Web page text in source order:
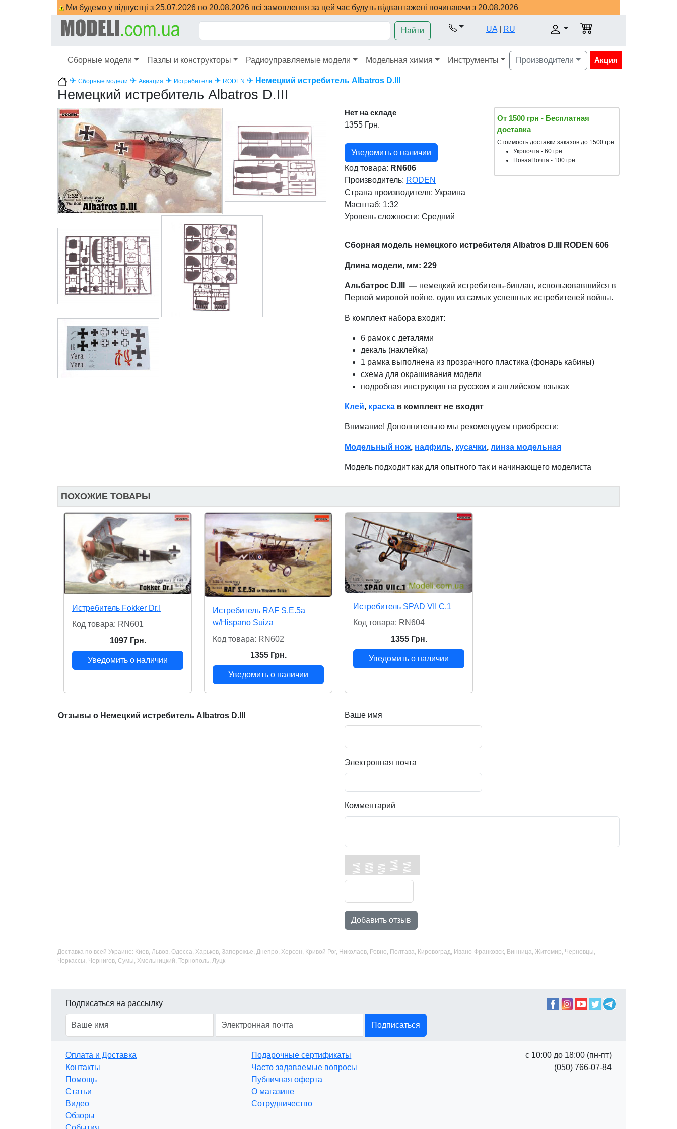
Ми будемо у відпустці з 25.07.2026 по 20.08.2026 всі замовлення за цей час будуть відвантажені починаючи з 20.08.2026
Найти UA RU
Сборные модели Пазлы и конструкторы Радиоуправляемые модели Модельная химия Инструменты Производители Акция
✈ Сборные модели ✈ Авиация ✈ Истребители ✈ RODEN ✈ Немецкий истребитель Albatros D.III
Немецкий истребитель Albatros D.III
Нет на складе
1355 Грн.
Уведомить о наличии
Код товара: RN606
Производитель: RODEN
Страна производителя: Украина
Масштаб: 1:32
Уровень сложности: Cредний
От 1500 грн - Бесплатная
доставка
Стоимость доставки заказов до 1500 грн:
Укрпочта - 60 грн
НоваяПочта - 100 грн
Сборная модель немецкого истребителя Albatros D.III RODEN 606
Длина модели, мм: 229
Альбатрос D.III — немецкий истребитель-биплан, использовавшийся в
Первой мировой войне, один из самых успешных истребителей войны.
В комплект набора входит:
6 рамок с деталями
декаль (наклейка)
1 рамка выполнена из прозрачного пластика (фонарь кабины)
схема для окрашивания модели
подробная инструкция на русском и английском языках
Клей, краска в комплект не входят
Внимание! Дополнительно мы рекомендуем приобрести:
Модельный нож, надфиль, кусачки, линза модельная
Модель подходит как для опытного так и начинающего моделиста
ПОХОЖИЕ ТОВАРЫ
Истребитель Fokker Dr.I
Код товара: RN601
1097 Грн.
Уведомить о наличии
Истребитель RAF S.E.5a
w/Hispano Suiza
Код товара: RN602
1355 Грн.
Уведомить о наличии
Истребитель SPAD VII C.1
Код товара: RN604
1355 Грн.
Уведомить о наличии
Отзывы о Немецкий истребитель Albatros D.III Ваше имя
Электронная почта
Комментарий
Добавить отзыв
Доставка по всей Украине: Киев, Львов, Одесса, Харьков, Запорожье, Днепро, Херсон, Кривой Рог, Николаев, Ровно, Полтава, Кировоград, Ивано-Франковск, Винница, Житомир, Черновцы,
Черкассы, Чернигов, Сумы, Хмельницкий, Тернополь, Луцк
Подписаться на рассылку
Подписаться
Оплата и Доставка
Контакты
Помощь
Статьи
Видео
Обзоры
Подарочные сертификаты
Часто задаваемые вопросы
Публичная оферта
О магазине
Сотрудничество
с 10:00 до 18:00 (пн-пт)
(050) 766-07-84